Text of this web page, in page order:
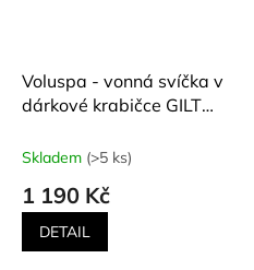
Voluspa - vonná svíčka v
dárkové krabičce GILT
(Pomeranč, hřebíček,
cypřišek Hinoki) 255 g
Skladem (>5 ks)
1 190 Kč
DETAIL